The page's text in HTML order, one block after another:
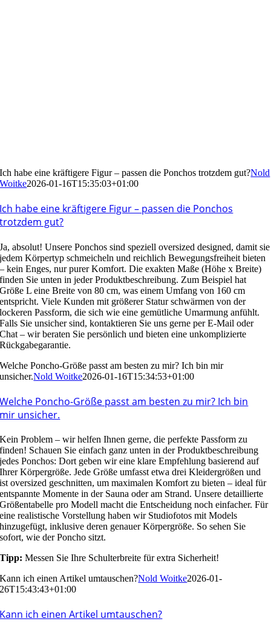
Ich habe eine kräftigere Figur – passen die Ponchos trotzdem gut?Nold
Woitke2026-01-16T15:35:03+01:00
Ich habe eine kräftigere Figur – passen die Ponchos
trotzdem gut?
Ja, absolut! Unsere Ponchos sind speziell oversized designed, damit sie
jedem Körpertyp schmeicheln und reichlich Bewegungsfreiheit bieten
– kein Enges, nur purer Komfort. Die exakten Maße (Höhe x Breite)
finden Sie unten in jeder Produktbeschreibung. Zum Beispiel hat
Größe L eine Breite von 80 cm, was einem Umfang von 160 cm
entspricht. Viele Kunden mit größerer Statur schwärmen von der
lockeren Passform, die sich wie eine gemütliche Umarmung anfühlt.
Falls Sie unsicher sind, kontaktieren Sie uns gerne per E-Mail oder
Chat – wir beraten Sie persönlich und bieten eine unkomplizierte
Rückgabegarantie.
Welche Poncho-Größe passt am besten zu mir? Ich bin mir
unsicher.Nold Woitke2026-01-16T15:34:53+01:00
Welche Poncho-Größe passt am besten zu mir? Ich bin
mir unsicher.
Kein Problem – wir helfen Ihnen gerne, die perfekte Passform zu
finden! Schauen Sie einfach ganz unten in der Produktbeschreibung
jedes Ponchos: Dort geben wir eine klare Empfehlung basierend auf
Ihrer Körpergröße. Jede Größe umfasst etwa drei Kleidergrößen und
ist oversized geschnitten, um maximalen Komfort zu bieten – ideal für
entspannte Momente in der Sauna oder am Strand. Unsere detaillierte
Größentabelle pro Modell macht die Entscheidung noch einfacher. Für
eine realistische Vorstellung haben wir Studiofotos mit Models
hinzugefügt, inklusive deren genauer Körpergröße. So sehen Sie
sofort, wie der Poncho sitzt.
Tipp: Messen Sie Ihre Schulterbreite für extra Sicherheit!
Kann ich einen Artikel umtauschen?Nold Woitke2026-01-
26T15:43:43+01:00
Kann ich einen Artikel umtauschen?